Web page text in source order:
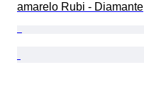
amarelo Rubi - Diamante